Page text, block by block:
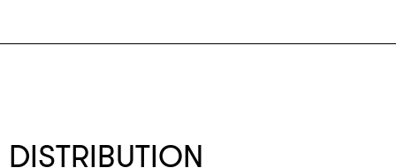
DISTRIBUTION